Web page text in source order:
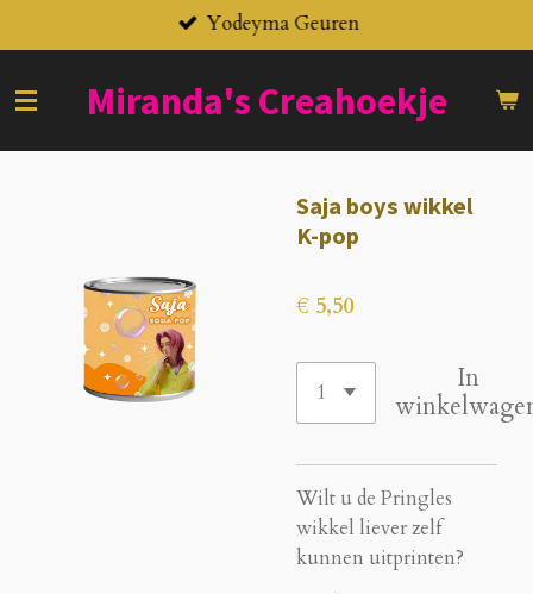
direct
naar
de
Yodeyma Geuren
Miranda's Creahoekje
Saja boys wikkel
K-pop
€ 5,50
In
Wilt u de Pringles
wikkel liever zelf
kunnen uitprinten?